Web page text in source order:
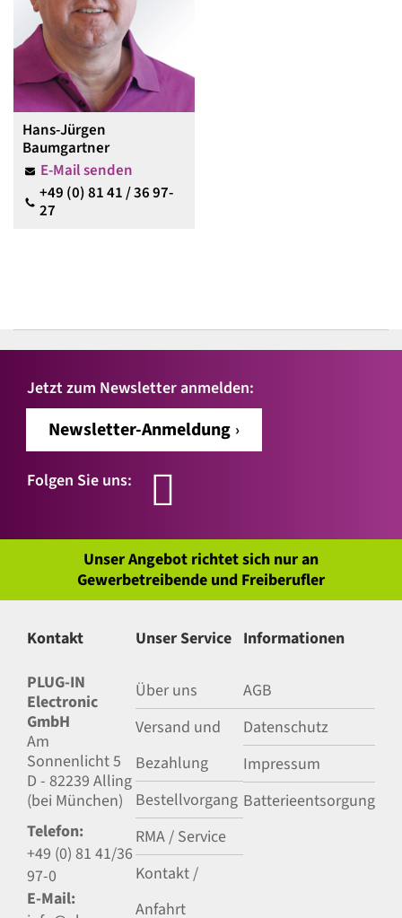
Hans-Jürgen
Baumgartner
E-Mail senden
+49 (0) 81 41 / 36 97-
27
Jetzt zum Newsletter anmelden:
Newsletter-Anmeldung
Folgen Sie uns:
Unser Angebot richtet sich nur an
Gewerbetreibende und Freiberufler
Kontakt
PLUG-IN
Electronic
GmbH
Am
Sonnenlicht 5
D - 82239 Alling
(bei München)
Telefon:
+49 (0) 81 41/36
97-0
E-Mail:
Unser Service
Über uns
Versand und
Bezahlung
Bestellvorgang
RMA / Service
Kontakt /
Anfahrt
Informationen
AGB
Datenschutz
Impressum
Batterieentsorgung